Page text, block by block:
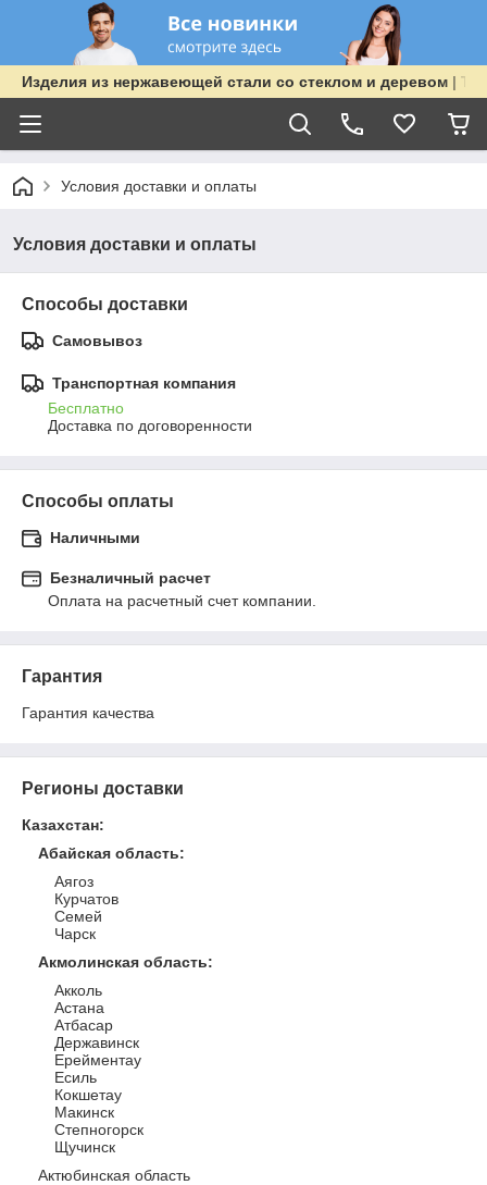
Изделия из нержавеющей стали со стеклом и деревом |
Условия доставки и оплаты
Условия доставки и оплаты
Способы доставки
Самовывоз
Транспортная компания
Бесплатно
Доставка по договоренности
Способы оплаты
Наличными
Безналичный расчет
Оплата на расчетный счет компании.
Гарантия
Гарантия качества
Регионы доставки
Казахстан:
Абайская область:
Аягоз
Курчатов
Семей
Чарск
Акмолинская область:
Акколь
Астана
Атбасар
Державинск
Ерейментау
Есиль
Кокшетау
Макинск
Степногорск
Щучинск
Актюбинская область